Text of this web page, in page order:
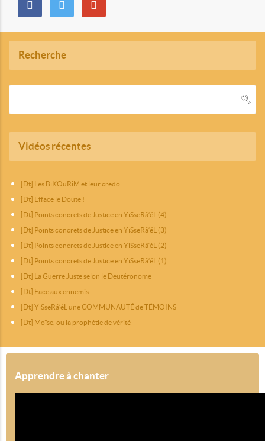
Recherche
Vidéos récentes
[Dt] Les BiKOuRîM et leur credo
[Dt] Efface le Doute !
[Dt] Points concrets de Justice en YiSseRâ‘éL (4)
[Dt] Points concrets de Justice en YiSseRâ‘éL (3)
[Dt] Points concrets de Justice en YiSseRâ‘éL (2)
[Dt] Points concrets de Justice en YiSseRâ‘éL (1)
[Dt] La Guerre Juste selon le Deutéronome
[Dt] Face aux ennemis
[Dt] YiSseRâ‘éL une COMMUNAUTÉ de TÉMOINS
[Dt] Moïse, ou la prophétie de vérité
Apprendre à chanter